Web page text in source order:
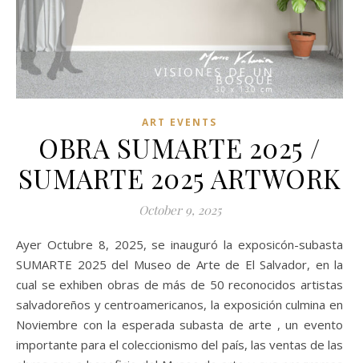
ART EVENTS
OBRA SUMARTE 2025 /
SUMARTE 2025 ARTWORK
October 9, 2025
Ayer Octubre 8, 2025, se inauguró la exposicón-subasta
SUMARTE 2025 del Museo de Arte de El Salvador, en la
cual se exhiben obras de más de 50 reconocidos artistas
salvadoreños y centroamericanos, la exposición culmina en
Noviembre con la esperada subasta de arte , un evento
importante para el coleccionismo del país, las ventas de las